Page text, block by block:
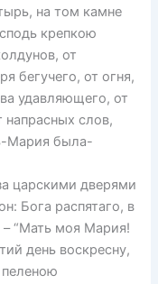
на том камне
крепкою
от
бегучего, от огня,
удавляющего, от
напрасных слов,
Мария была-
царскими дверями
Бога распятаго, в
– “Мать моя Мария!
день воскресну,